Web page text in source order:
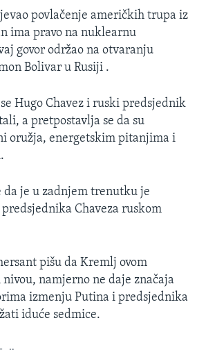
povlačenje američkih trupa iz
ima pravo na nuklearnu
govor održao na otvaranju
Bolivar u Rusiji .
Hugo Chavez i ruski predsjednik
a pretpostavlja se da su
oružja, energetskim pitanjima i
da je u zadnjem trenutku je
Chaveza ruskom
pišu da Kremlj ovom
namjerno ne daje značaja
izmenju Putina i predsjednika
iduće sedmice.